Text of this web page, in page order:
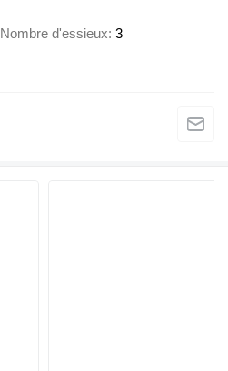
Nombre d'essieux 3